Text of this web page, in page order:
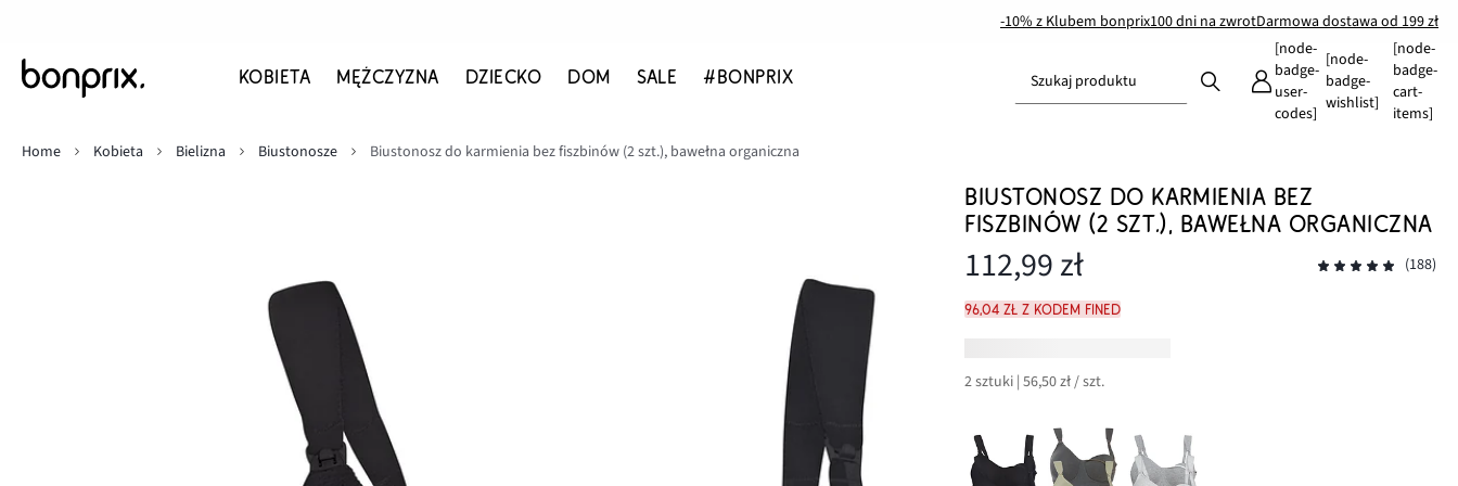
-10% z Klubem bonprix100 dni na zwrotDarmowa dostawa od 199 zł
KOBIETA MĘŻCZYZNA DZIECKO DOM SALE #BONPRIX Szukaj produktu
[node-
badge-
user-
codes]
[node-
badge-
wishlist]
[node-
badge-
cart-
items]
Home
Kobieta Bielizna Biustonosze Biustonosz do karmienia bez fiszbinów (2 szt.), bawełna organiczna
BIUSTONOSZ DO KARMIENIA BEZ
FISZBINÓW (2 SZT.), BAWEŁNA ORGANICZNA
112,99 zł (188)
96,04 zł z kodem FINED
2 sztuki | 56,50 zł / szt.